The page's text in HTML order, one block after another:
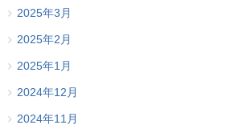
2025年3月
2025年2月
2025年1月
2024年12月
2024年11月